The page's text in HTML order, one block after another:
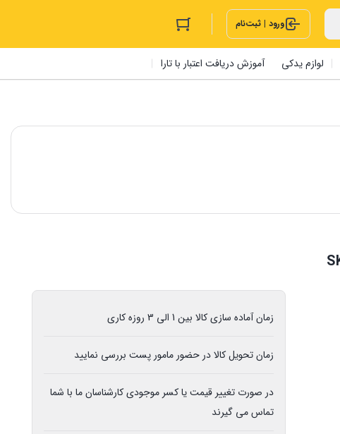
ورود | ثبت‌نام
لوازم یدکی آموزش دریافت اعتبار با تارا
زمان آماده سازی کالا بین 1 الی 3 روزه کاری
زمان تحویل کالا در حضور مامور پست بررسی نمایید
در صورت تغییر قیمت یا کسر موجودی کارشناسان ما با شما
تماس می گیرند